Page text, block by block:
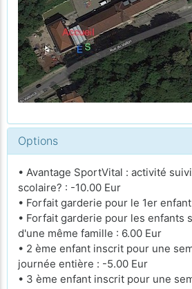
Options
• Avantage SportVital : activité
scolaire? : -10.00 Eur
• Forfait garderie pour le 1er
• Forfait garderie pour les enfants
d'une même famille : 6.00 Eur
• 2 ème enfant inscrit pour une
journée entière : -5.00 Eur
• 3 ème enfant inscrit pour une